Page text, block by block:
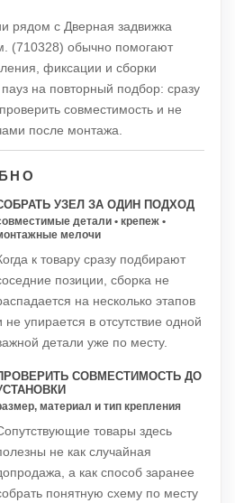
рядом с Дверная задвижка
(710328) обычно помогают
фиксации и сборки
на повторный подбор: сразу
совместимость и не
после монтажа.
УЗЕЛ ЗА ОДИН ПОДХОД
детали • крепеж •
мелочи
к товару сразу подбирают
позиции, сборка не
на несколько этапов
не упирается в отсутствие одной
детали уже по месту.
СОВМЕСТИМОСТЬ ДО
материал и тип крепления
товары здесь
не как случайная
а как способ заранее
понятную схему по месту